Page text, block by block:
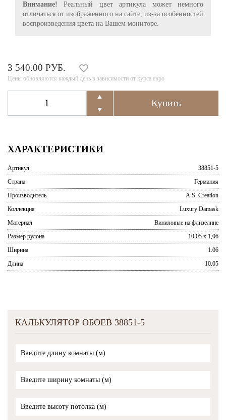
Внимание! Реальный цвет артикула может немного
отличаться от изображенного на сайте, из-за особенностей
воспроизведения цвета на Вашем мониторе.
3 540.00 РУБ.
Цены обновляются каждый день в зависимости от курса евро
ХАРАКТЕРИСТИКИ
Артикул
38851-5
Страна
Германия
Производитель
A.S. Creation
Коллекция
Luxury Damask
Материал
Виниловые на флизелине
Размер рулона
10,05 x 1,06
Ширина
1.06
Длина
10.05
КАЛЬКУЛЯТОР ОБОЕВ 38851-5